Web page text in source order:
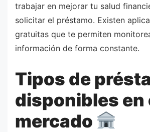
trabajar en mejorar tu salud
solicitar el préstamo. Existen
gratuitas que te permiten
información de forma constante.
Tipos de
disponibles en
mercado